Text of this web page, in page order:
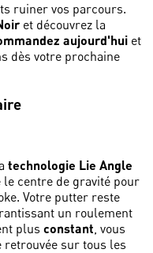
ruiner vos parcours.
et découvrez la
aujourd'hui et
dès votre prochaine
technologie Lie Angle
centre de gravité pour
Votre putter reste
un roulement
plus constant , vous
sur tous les